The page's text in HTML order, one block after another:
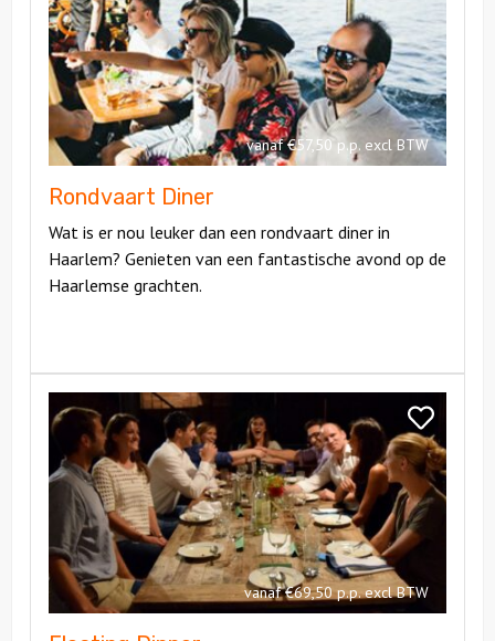
Diner
vanaf €57,50 p.p. excl BTW
Rondvaart Diner
Wat is er nou leuker dan een rondvaart diner in
Haarlem? Genieten van een fantastische avond op de
Haarlemse grachten.
Bekijk
Floating
Dinner
vanaf €69,50 p.p. excl BTW
Bekijk
Floating
Dinner